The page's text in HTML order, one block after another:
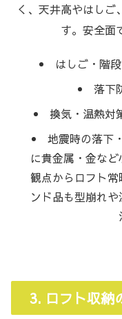
く、天井高やはしご
す。安全面
はしご・階
落下
換気・温熱対
地震時の落下
に貴金属・金な
観点からロフト
ンド品も型崩れ
3. ロフト収納